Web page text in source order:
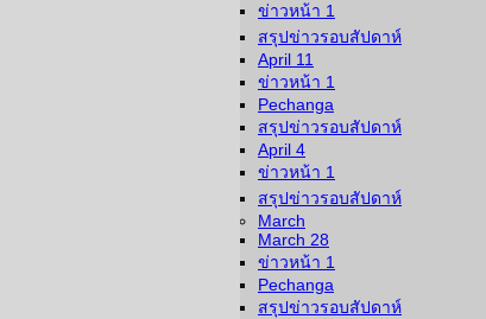
ข่าวหน้า 1
สรุปข่าวรอบสัปดาห์
April 11
ข่าวหน้า 1
Pechanga
สรุปข่าวรอบสัปดาห์
April 4
ข่าวหน้า 1
สรุปข่าวรอบสัปดาห์
March
March 28
ข่าวหน้า 1
Pechanga
สรุปข่าวรอบสัปดาห์